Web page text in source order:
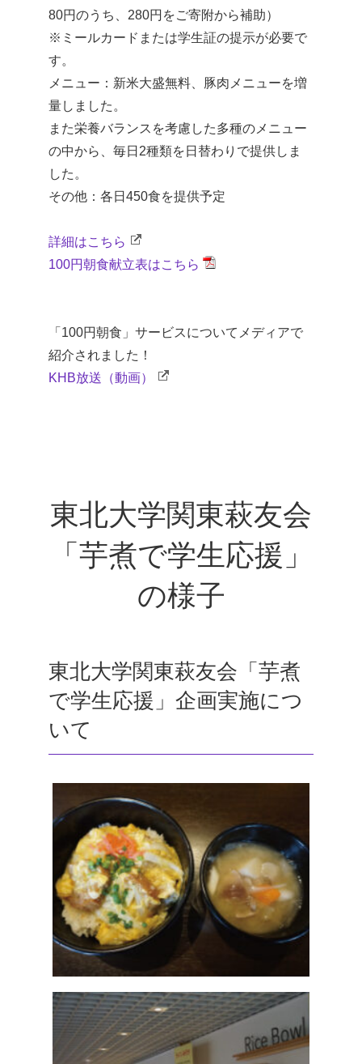
80円のうち、280円をご寄附から補助）
※ミールカードまたは学生証の提示が必要で
す。
メニュー：新米大盛無料、豚肉メニューを増
量しました。
また栄養バランスを考慮した多種のメニュー
の中から、毎日2種類を日替わりで提供しま
した。
その他：各日450食を提供予定
詳細はこちら
100円朝食献立表はこちら
「100円朝食」サービスについてメディアで
紹介されました！
KHB放送（動画）
東北大学関東萩友会
「芋煮で学生応援」
の様子
東北大学関東萩友会「芋煮
で学生応援」企画実施につ
いて